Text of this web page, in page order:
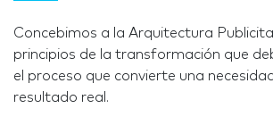
Concebimos a la Arquitectura
principios de la transformación que
el proceso que convierte una
resultado real.